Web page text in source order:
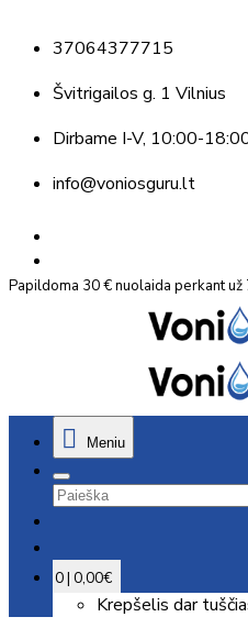
37064377715
Švitrigailos g. 1 Vilnius
Dirbame I-V, 10:00-
info@voniosguru.lt
Papildoma 30 € nuolaida perkant už
Meniu
0 | 0,00€
Krepšelis dar